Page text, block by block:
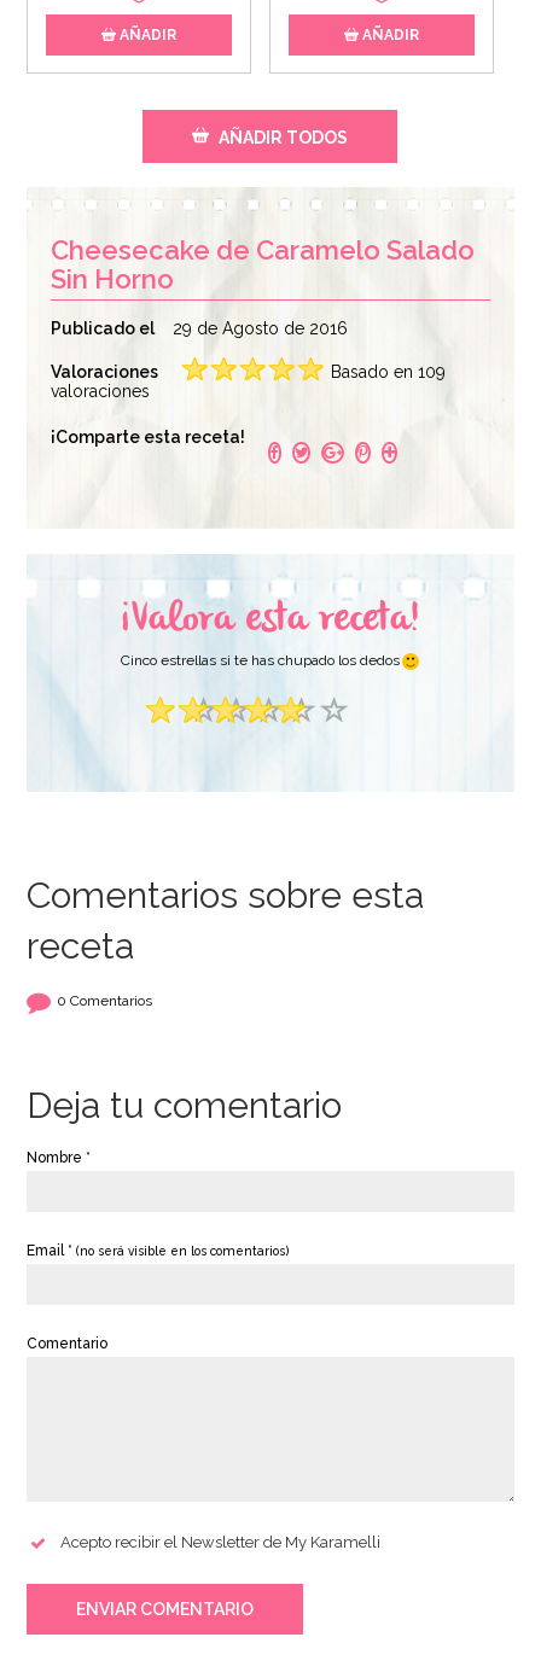
AÑADIR AÑADIR
Spray Desmoldante
600 ml
AÑADIR
Wilton
AÑADIR
AÑADIR TODOS
Cheesecake de Caramelo Salado
Sin Horno
Publicado el 29 de Agosto de 2016
Valoraciones
Basado en 109
valoraciones
¡Comparte esta receta!
¡Valora esta receta!
Cinco estrellas si te has chupado los dedos
Comentarios sobre esta
receta
0 Comentarios
Deja tu comentario
Nombre *
Email *(no será visible en los comentarios)
Comentario
Acepto recibir el Newsletter de My Karamelli
ENVIAR COMENTARIO